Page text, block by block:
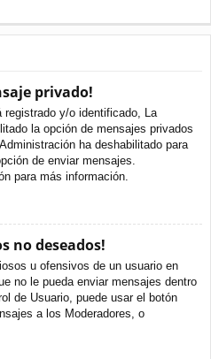
privado!
y/o identificado, La
la opción de mensajes privados
ha deshabilitado para
de enviar mensajes.
para más información.
no deseados!
u ofensivos de un usuario en
no le pueda enviar mensajes dentro
de Usuario, puede usar el botón
a los Moderadores, o